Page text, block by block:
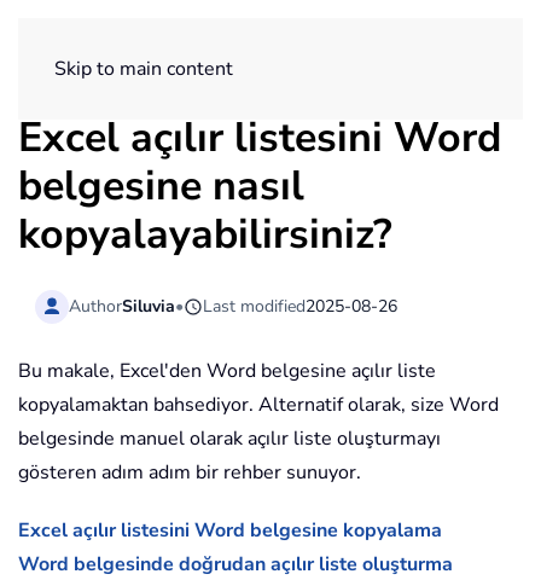
Skip to main content
Excel açılır listesini Word
belgesine nasıl
kopyalayabilirsiniz?
AuthorSiluvia• Last modified2025-08-26
Bu makale, Excel'den Word belgesine açılır liste
kopyalamaktan bahsediyor. Alternatif olarak, size Word
belgesinde manuel olarak açılır liste oluşturmayı
gösteren adım adım bir rehber sunuyor.
Excel açılır listesini Word belgesine kopyalama
Word belgesinde doğrudan açılır liste oluşturma